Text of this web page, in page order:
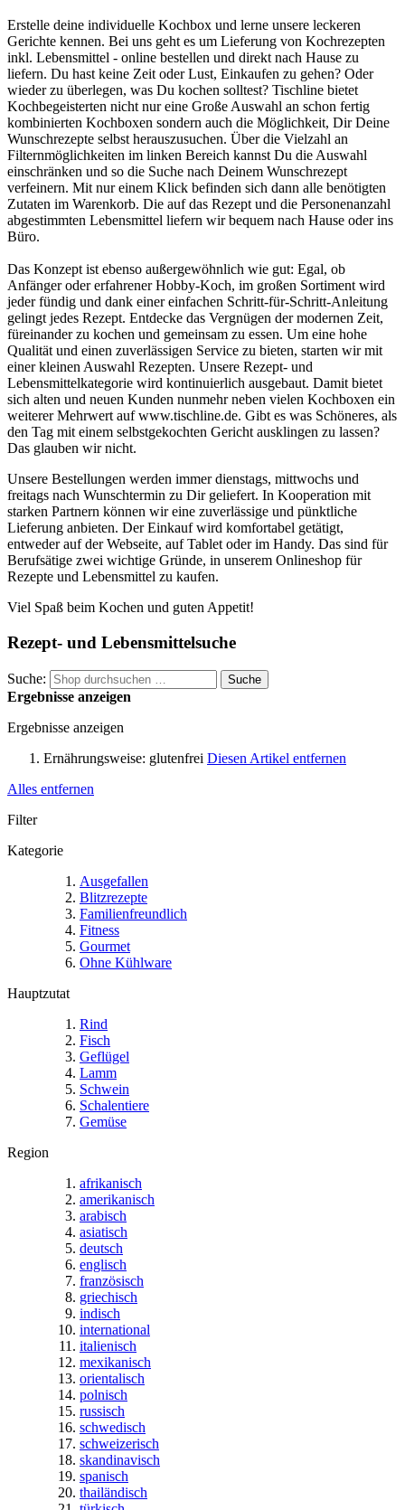
Erstelle deine individuelle Kochbox und lerne unsere leckeren
Gerichte kennen. Bei uns geht es um Lieferung von Kochrezepten
inkl. Lebensmittel - online bestellen und direkt nach Hause zu
liefern. Du hast keine Zeit oder Lust, Einkaufen zu gehen? Oder
wieder zu überlegen, was Du kochen solltest? Tischline bietet
Kochbegeisterten nicht nur eine Große Auswahl an schon fertig
kombinierten Kochboxen sondern auch die Möglichkeit, Dir Deine
Wunschrezepte selbst herauszusuchen. Über die Vielzahl an
Filternmöglichkeiten im linken Bereich kannst Du die Auswahl
einschränken und so die Suche nach Deinem Wunschrezept
verfeinern. Mit nur einem Klick befinden sich dann alle benötigten
Zutaten im Warenkorb. Die auf das Rezept und die Personenanzahl
abgestimmten Lebensmittel liefern wir bequem nach Hause oder ins
Büro.
Das Konzept ist ebenso außergewöhnlich wie gut: Egal, ob
Anfänger oder erfahrener Hobby-Koch, im großen Sortiment wird
jeder fündig und dank einer einfachen Schritt-für-Schritt-Anleitung
gelingt jedes Rezept. Entdecke das Vergnügen der modernen Zeit,
füreinander zu kochen und gemeinsam zu essen. Um eine hohe
Qualität und einen zuverlässigen Service zu bieten, starten wir mit
einer kleinen Auswahl Rezepten. Unsere Rezept- und
Lebensmittelkategorie wird kontinuierlich ausgebaut. Damit bietet
sich alten und neuen Kunden nunmehr neben vielen Kochboxen ein
weiterer Mehrwert auf www.tischline.de. Gibt es was Schöneres, als
den Tag mit einem selbstgekochten Gericht ausklingen zu lassen?
Das glauben wir nicht.
Unsere Bestellungen werden immer dienstags, mittwochs und
freitags nach Wunschtermin zu Dir geliefert. In Kooperation mit
starken Partnern können wir eine zuverlässige und pünktliche
Lieferung anbieten. Der Einkauf wird komfortabel getätigt,
entweder auf der Webseite, auf Tablet oder im Handy. Das sind für
Berufsätige zwei wichtige Gründe, in unserem Onlineshop für
Rezepte und Lebensmittel zu kaufen.
Viel Spaß beim Kochen und guten Appetit!
Rezept- und Lebensmittelsuche
Suche: Suche
Ergebnisse anzeigen
Ergebnisse anzeigen
Ernährungsweise: glutenfrei Diesen Artikel entfernen
Alles entfernen
Filter
Kategorie
Ausgefallen
Blitzrezepte
Familienfreundlich
Fitness
Gourmet
Ohne Kühlware
Hauptzutat
Rind
Fisch
Geflügel
Lamm
Schwein
Schalentiere
Gemüse
Region
afrikanisch
amerikanisch
arabisch
asiatisch
deutsch
englisch
französisch
griechisch
indisch
international
italienisch
mexikanisch
orientalisch
polnisch
russisch
schwedisch
schweizerisch
skandinavisch
spanisch
thailändisch